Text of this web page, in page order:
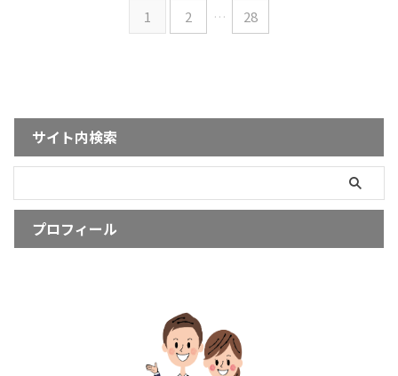
1 2 … 28
サイト内検索
プロフィール